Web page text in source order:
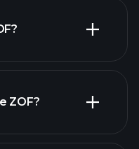
ZOF?